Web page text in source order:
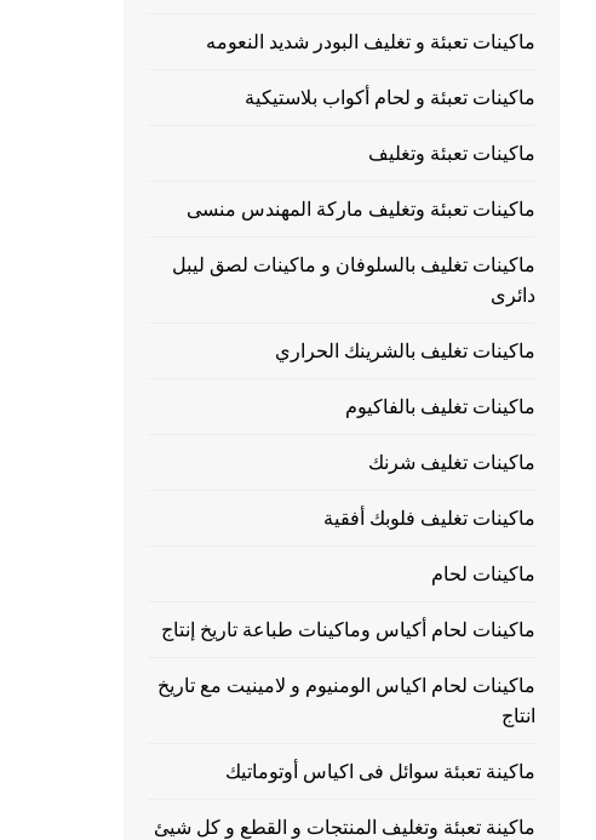
ماكينات تعبئة و تغليف البودر شديد النعومه
ماكينات تعبئة و لحام أكواب بلاستيكية
ماكينات تعبئة وتغليف
ماكينات تعبئة وتغليف ماركة المهندس منسى
ماكينات تغليف بالسلوفان و ماكينات لصق ليبل
دائرى
ماكينات تغليف بالشرينك الحراري
ماكينات تغليف بالفاكيوم
ماكينات تغليف شرنك
ماكينات تغليف فلوبك أفقية
ماكينات لحام
ماكينات لحام أكياس وماكينات طباعة تاريخ إنتاج
ماكينات لحام اكياس الومنيوم و لامينيت مع تاريخ
انتاج
ماكينة تعبئة سوائل فى اكياس أوتوماتيك
ماكينة تعبئة وتغليف المنتجات و القطع و كل شيئ